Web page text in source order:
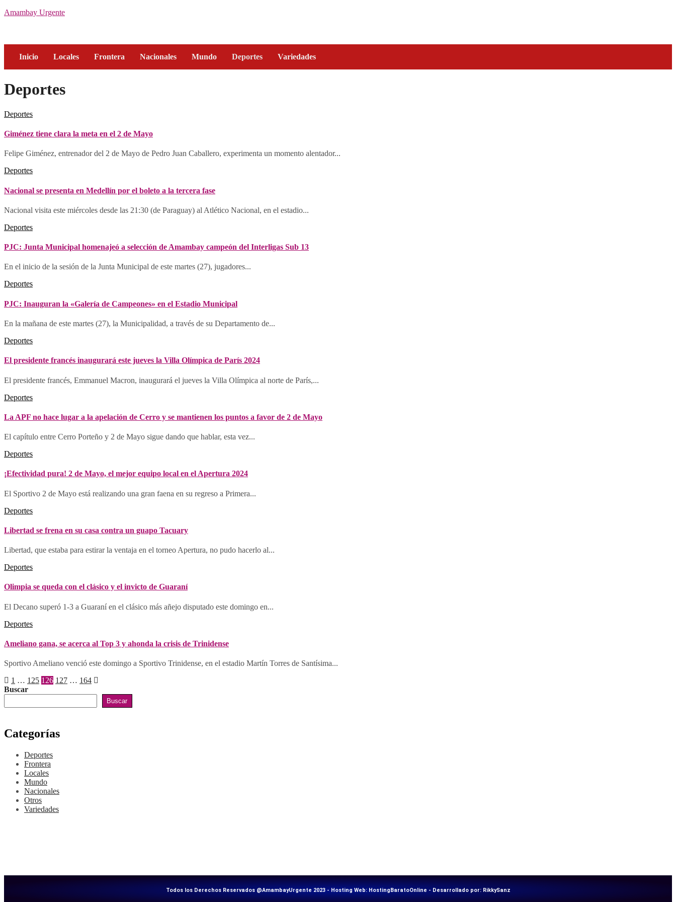
Amambay Urgente
Inicio Locales Frontera Nacionales Mundo Deportes Variedades
Deportes
Deportes
Giménez tiene clara la meta en el 2 de Mayo
Felipe Giménez, entrenador del 2 de Mayo de Pedro Juan Caballero, experimenta un momento alentador...
Deportes
Nacional se presenta en Medellín por el boleto a la tercera fase
Nacional visita este miércoles desde las 21:30 (de Paraguay) al Atlético Nacional, en el estadio...
Deportes
PJC: Junta Municipal homenajeó a selección de Amambay campeón del Interligas Sub 13
En el inicio de la sesión de la Junta Municipal de este martes (27), jugadores...
Deportes
PJC: Inauguran la «Galería de Campeones» en el Estadio Municipal
En la mañana de este martes (27), la Municipalidad, a través de su Departamento de...
Deportes
El presidente francés inaugurará este jueves la Villa Olímpica de París 2024
El presidente francés, Emmanuel Macron, inaugurará el jueves la Villa Olímpica al norte de París,...
Deportes
La APF no hace lugar a la apelación de Cerro y se mantienen los puntos a favor de 2 de Mayo
El capítulo entre Cerro Porteño y 2 de Mayo sigue dando que hablar, esta vez...
Deportes
¡Efectividad pura! 2 de Mayo, el mejor equipo local en el Apertura 2024
El Sportivo 2 de Mayo está realizando una gran faena en su regreso a Primera...
Deportes
Libertad se frena en su casa contra un guapo Tacuary
Libertad, que estaba para estirar la ventaja en el torneo Apertura, no pudo hacerlo al...
Deportes
Olimpia se queda con el clásico y el invicto de Guaraní
El Decano superó 1-3 a Guaraní en el clásico más añejo disputado este domingo en...
Deportes
Ameliano gana, se acerca al Top 3 y ahonda la crisis de Trinidense
Sportivo Ameliano venció este domingo a Sportivo Trinidense, en el estadio Martín Torres de Santísima...
1 … 125 126 127 … 164
Buscar
Buscar
Categorías
Deportes
Frontera
Locales
Mundo
Nacionales
Otros
Variedades
Todos los Derechos Reservados @AmambayUrgente 2023 - Hosting Web: HostingBaratoOnline - Desarrollado por: RikkySanz